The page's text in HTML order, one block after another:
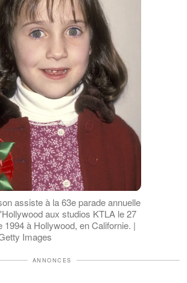
assiste à la 63e parade annuelle
aux studios KTLA le 27
1994 à Hollywood, en Californie. |
Images
ANNONCES